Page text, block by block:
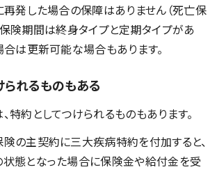
再発した場合の保障はありません（死亡保
保険期間は終身タイプと定期タイプがあ
合は更新可能な場合もあります。
られるものもある
特約としてつけられるものもあります。
の主契約に三大疾病特約を付加すると、
態となった場合に保険金や給付金を受